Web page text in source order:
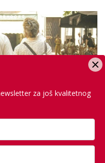
za još kvalitetnog